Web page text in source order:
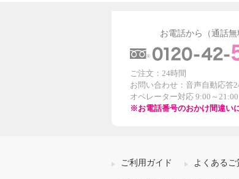
お電話から（通話無
ご注文：24時間
お問い合わせ：音声自動応答
オペレーター対応 9:00～21:00
※お電話番号のおかけ間違い
ご利用ガイド よくあるご